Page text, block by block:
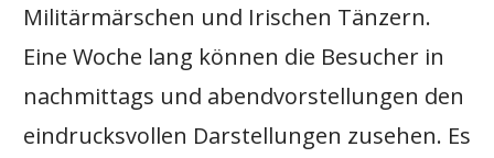
Militärmärschen und Irischen Tänzern.
Eine Woche lang können die Besucher in
nachmittags und abendvorstellungen den
eindrucksvollen Darstellungen zusehen. Es